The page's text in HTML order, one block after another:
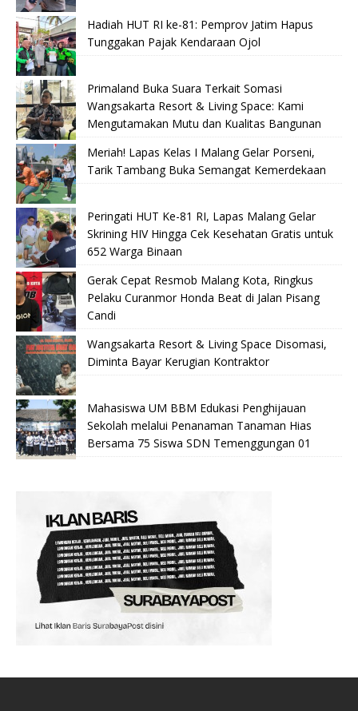
Hadiah HUT RI ke-81: Pemprov Jatim Hapus
Tunggakan Pajak Kendaraan Ojol
Primaland Buka Suara Terkait Somasi
Wangsakarta Resort & Living Space: Kami
Mengutamakan Mutu dan Kualitas Bangunan
Meriah! Lapas Kelas I Malang Gelar Porseni,
Tarik Tambang Buka Semangat Kemerdekaan
Peringati HUT Ke-81 RI, Lapas Malang Gelar
Skrining HIV Hingga Cek Kesehatan Gratis untuk
652 Warga Binaan
Gerak Cepat Resmob Malang Kota, Ringkus
Pelaku Curanmor Honda Beat di Jalan Pisang
Candi
Wangsakarta Resort & Living Space Disomasi,
Diminta Bayar Kerugian Kontraktor
Mahasiswa UM BBM Edukasi Penghijauan
Sekolah melalui Penanaman Tanaman Hias
Bersama 75 Siswa SDN Temenggungan 01